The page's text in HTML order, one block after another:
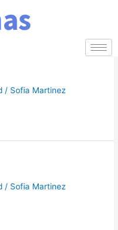
/ Sofia Martinez
/ Sofia Martinez